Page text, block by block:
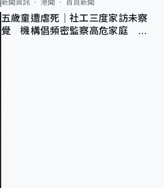
新聞資訊 港聞 首頁新聞
五歲童遭虐死｜社工三度家訪未察
覺 機構倡頻密監察高危家庭 管